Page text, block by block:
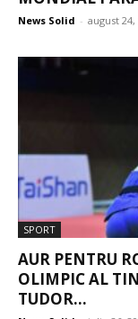
News Solid - august 24,
SPORT
AUR PENTRU
OLIMPIC AL
TUDOR...